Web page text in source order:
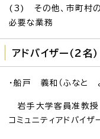
(3) その他、市町村の
必要な業務
アドバイザー（2名）
・船戸 義和（ふなと
岩手大学客員准教
コミュニティアドバイザ